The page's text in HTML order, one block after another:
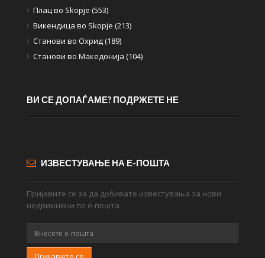
Плац во Skopje (553)
Викендица во Skopje (213)
Станови во Охрид (189)
Станови во Македонија (104)
ВИ СЕ ДОПАЃАМЕ? ПОДРЖЕТЕ НЕ
ИЗВЕСТУВАЊЕ НА Е-ПОШТА
Пријавите се за да добивате известувања за нови
недвижнини по е-пошта